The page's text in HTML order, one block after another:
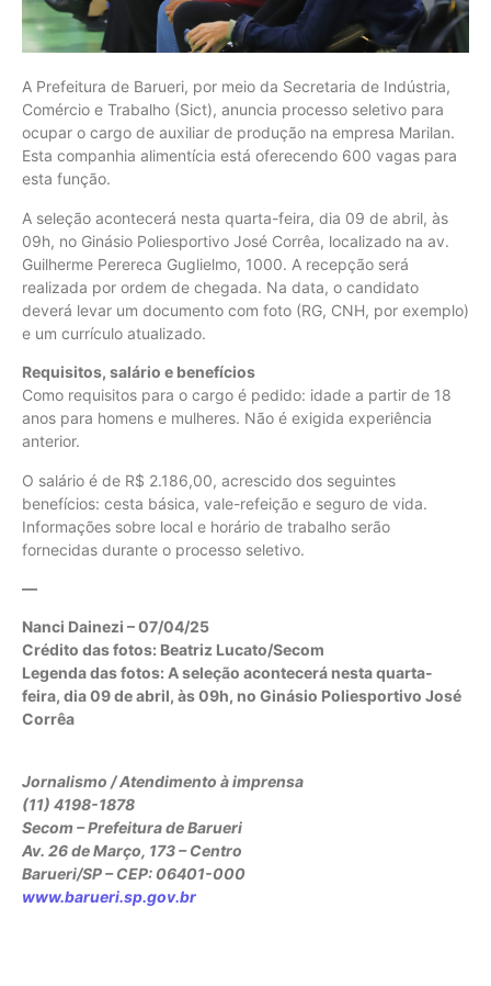
A Prefeitura de Barueri, por meio da Secretaria de Indústria,
Comércio e Trabalho (Sict), anuncia processo seletivo para
ocupar o cargo de auxiliar de produção na empresa Marilan.
Esta companhia alimentícia está oferecendo 600 vagas para
esta função.
A seleção acontecerá nesta quarta-feira, dia 09 de abril, às
09h, no Ginásio Poliesportivo José Corrêa, localizado na av.
Guilherme Perereca Guglielmo, 1000. A recepção será
realizada por ordem de chegada. Na data, o candidato
deverá levar um documento com foto (RG, CNH, por exemplo)
e um currículo atualizado.
Requisitos, salário e benefícios
Como requisitos para o cargo é pedido: idade a partir de 18
anos para homens e mulheres. Não é exigida experiência
anterior.
O salário é de R$ 2.186,00, acrescido dos seguintes
benefícios: cesta básica, vale-refeição e seguro de vida.
Informações sobre local e horário de trabalho serão
fornecidas durante o processo seletivo.
—
Nanci Dainezi – 07/04/25
Crédito das fotos: Beatriz Lucato/Secom
Legenda das fotos: A seleção acontecerá nesta quarta-
feira, dia 09 de abril, às 09h, no Ginásio Poliesportivo José
Corrêa
Jornalismo / Atendimento à imprensa
(11) 4198-1878
Secom – Prefeitura de Barueri
Av. 26 de Março, 173 – Centro
Barueri/SP – CEP: 06401-000
www.barueri.sp.gov.br